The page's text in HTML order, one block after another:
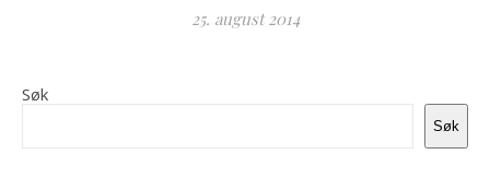
25. august 2014
Søk
Søk